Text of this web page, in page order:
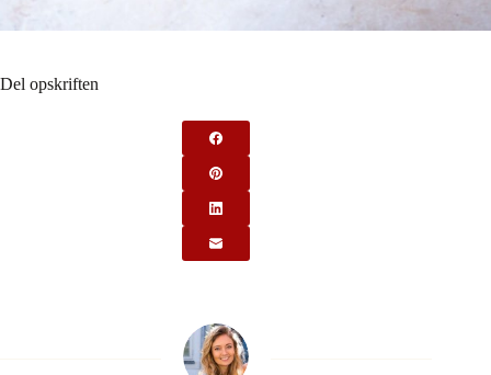
Del opskriften